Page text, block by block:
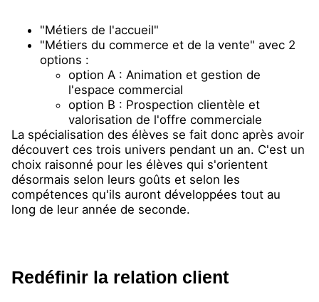
"Métiers de l'accueil"
"Métiers du commerce et de la vente" avec 2
options :
option A : Animation et gestion de
l'espace commercial
option B : Prospection clientèle et
valorisation de l'offre commerciale
La spécialisation des élèves se fait donc après avoir
découvert ces trois univers pendant un an. C'est un
choix raisonné pour les élèves qui s'orientent
désormais selon leurs goûts et selon les
compétences qu'ils auront développées tout au
long de leur année de seconde.
Redéfinir la relation client